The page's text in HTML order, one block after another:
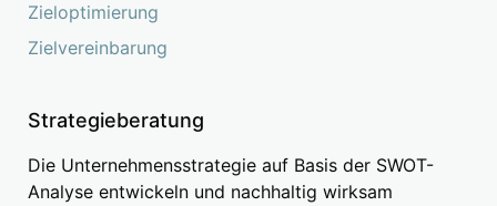
Zieloptimierung
Zielvereinbarung
Strategieberatung
Die Unternehmensstrategie auf Basis der SWOT-
Analyse entwickeln und nachhaltig wirksam